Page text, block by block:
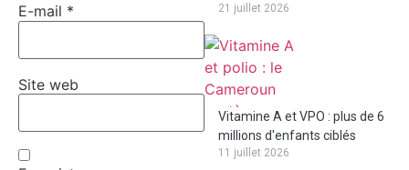
E-mail *
Site web
21 juillet 2026
Vitamine A et VPO : plus de 6
millions d'enfants ciblés
11 juillet 2026